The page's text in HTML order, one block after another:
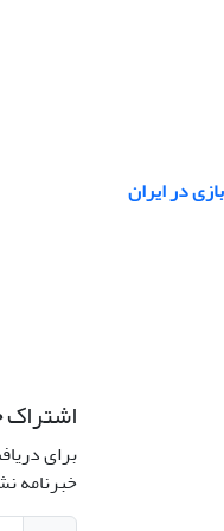
در ایران
اشتراک
برای
خبرنامه